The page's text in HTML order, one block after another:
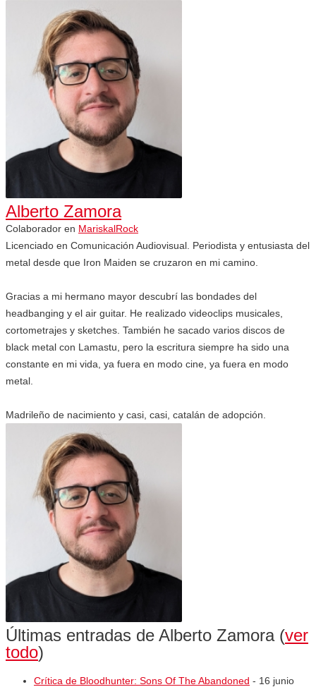
Alberto Zamora
Colaborador en MariskalRock
Licenciado en Comunicación Audiovisual. Periodista y entusiasta del
metal desde que Iron Maiden se cruzaron en mi camino.
Gracias a mi hermano mayor descubrí las bondades del
headbanging y el air guitar. He realizado videoclips musicales,
cortometrajes y sketches. También he sacado varios discos de
black metal con Lamastu, pero la escritura siempre ha sido una
constante en mi vida, ya fuera en modo cine, ya fuera en modo
metal.
Madrileño de nacimiento y casi, casi, catalán de adopción.
Últimas entradas de Alberto Zamora (ver
todo)
Crítica de Bloodhunter: Sons Of The Abandoned - 16 junio